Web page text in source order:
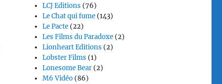
LCJ Editions (76)
Le Chat qui fume (143)
Le Pacte (22)
Les Films du Paradoxe (2)
Lionheart Editions (2)
Lobster Films (1)
Lonesome Bear (2)
M6 Vidéo (86)